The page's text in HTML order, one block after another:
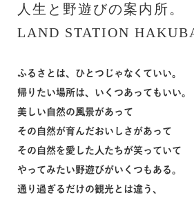
⼈⽣と野遊びの案内所。
LAND STATION
ふるさとは、ひとつじゃなくていい。
帰りたい場所は、いくつあってもいい。
美しい⾃然の⾵景があって
その⾃然が育んだおいしさがあって
その⾃然を愛した⼈たちが笑っていて
やってみたい野遊びがいくつもある。
通り過ぎるだけの観光とは違う、